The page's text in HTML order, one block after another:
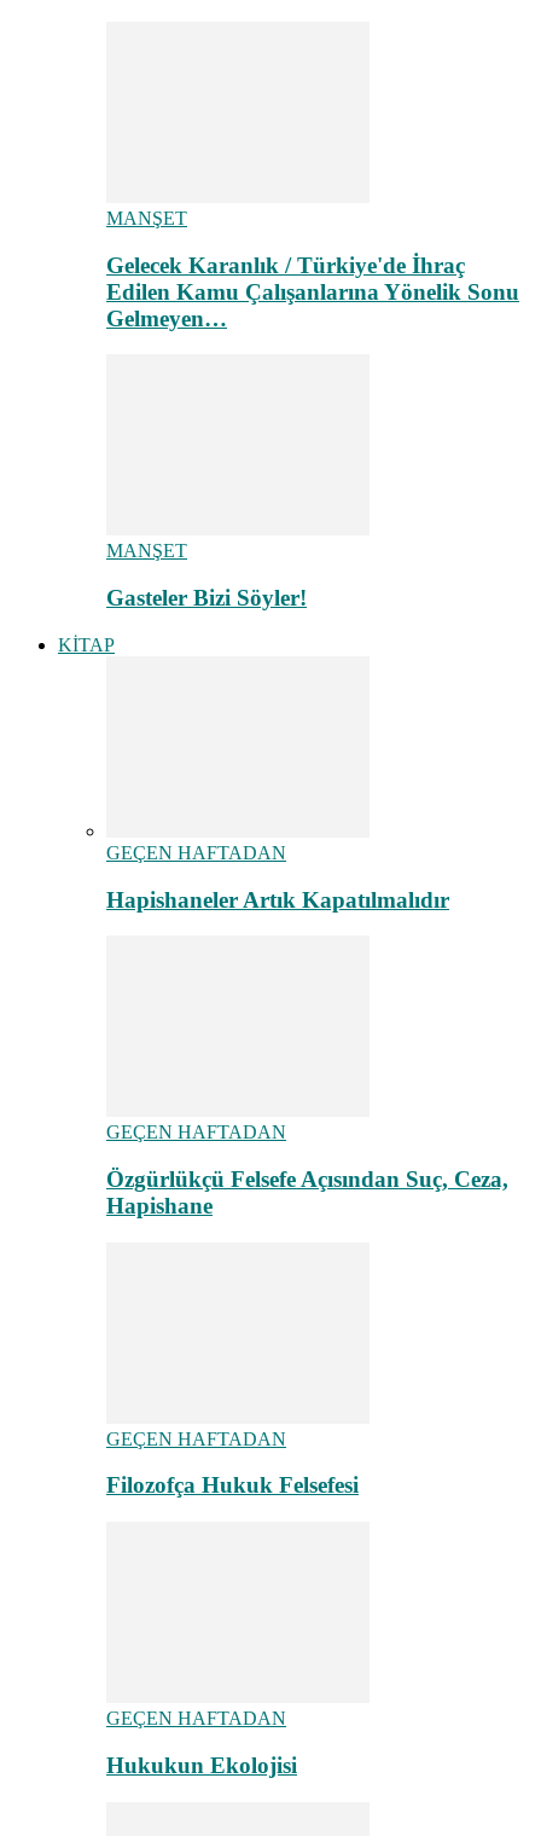
MANŞET
Gelecek Karanlık / Türkiye'de İhraç
Edilen Kamu Çalışanlarına Yönelik Sonu
Gelmeyen…
MANŞET
Gasteler Bizi Söyler!
KİTAP
GEÇEN HAFTADAN
Hapishaneler Artık Kapatılmalıdır
GEÇEN HAFTADAN
Özgürlükçü Felsefe Açısından Suç, Ceza,
Hapishane
GEÇEN HAFTADAN
Filozofça Hukuk Felsefesi
GEÇEN HAFTADAN
Hukukun Ekolojisi